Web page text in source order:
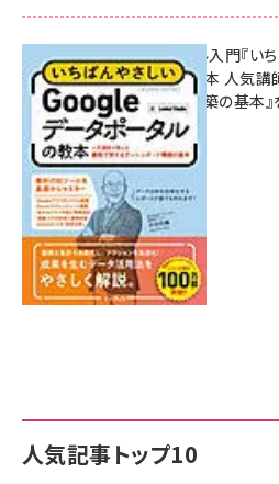
人気記事トップ10
無料BIツール入門『い
ポータルの教本 人気講
シュボード構築の基本
7月31日 10:00